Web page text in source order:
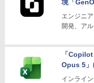
境「
エンジニ
開発、ア
「
Opus 5」
インライ